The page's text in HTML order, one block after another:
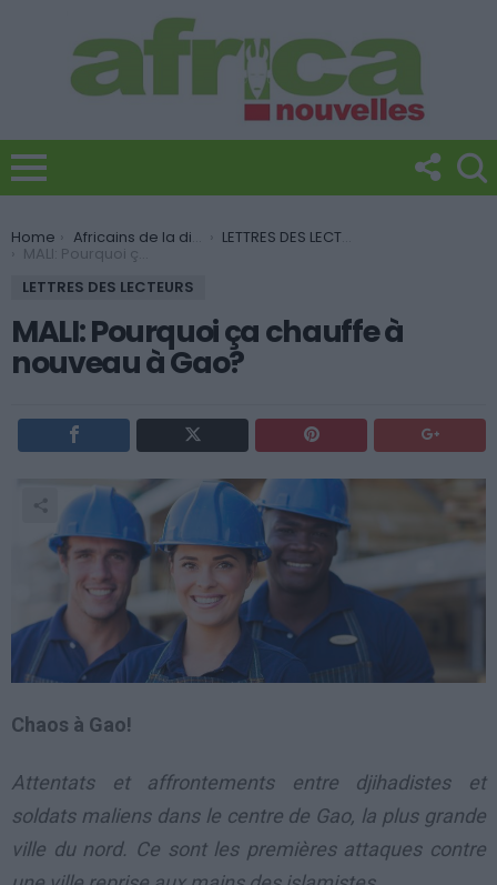
You are here:
Home Africains de la diaspora LETTRES DES LECTEURS
MALI: Pourquoi ça chauffe à nouveau à Gao?
LETTRES DES LECTEURS
MALI: Pourquoi ça chauffe à
nouveau à Gao?
Chaos à Gao!
Attentats et affrontements entre djihadistes et
soldats maliens dans le centre de Gao, la plus grande
ville du nord. Ce sont les premières attaques contre